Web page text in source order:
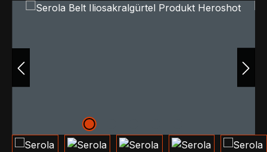
Bildergalerie überspringen